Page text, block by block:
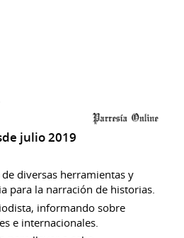
julio 2019
diversas herramientas y
para la narración de historias.
informando sobre
e internacionales.